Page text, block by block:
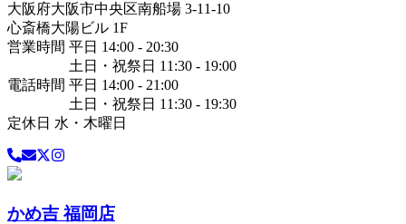
大阪府大阪市中央区南船場 3-11-10
心斎橋大陽ビル 1F
営業時間 平日 14:00 - 20:30
土日・祝祭日 11:30 - 19:00
電話時間 平日 14:00 - 21:00
土日・祝祭日 11:30 - 19:30
定休日 水・木曜日
かめ吉 福岡店